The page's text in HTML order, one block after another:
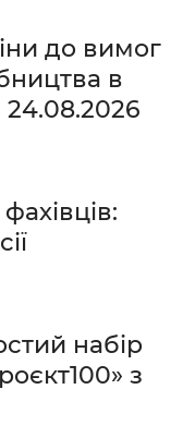
до вимог
в
24.08.2026
набір
з